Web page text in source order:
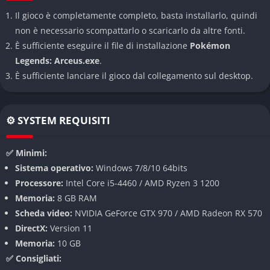
Il sistema di cattura permette di lanciare Poké Ball
direttamente nel mondo, eliminando molte interruzioni e
rendendo l’esperienza più fluida e immersiva. Questo
approccio premia furtività e tempismo, aggiungendo varietà
alle interazioni con i Pokémon.
Le aree di gioco sono ampie e semi-open world, piene di
segreti, risorse e creature diverse. Ogni zona offre varietà
ambientale e incentiva la curiosità del giocatore.
Pokédex approfondito
Il completamento del Pokédex richiede azioni specifiche e
osservazione, non solo cattura. Questo sistema aggiunge
profondità e rende la progressione più interessante.
Il gioco è completamente completo, basta installarlo, quindi
non è necessario scompattarlo o scaricarlo da altre fonti.
È sufficiente eseguire il file di installazione Pokémon
Legends: Arceus.exe.
È sufficiente lanciare il gioco dal collegamento sul desktop.
⚙️ SYSTEM REQUISITI
✅ Minimi:
Sistema operativo: Windows 7/8/10 64bits
Processore: Intel Core i5-4460 / AMD Ryzen 3 1200
Memoria: 8 GB RAM
Scheda video: NVIDIA GeForce GTX 970 / AMD Radeon RX 570
DirectX: Version 11
Memoria: 10 GB
✅ Consigliati: